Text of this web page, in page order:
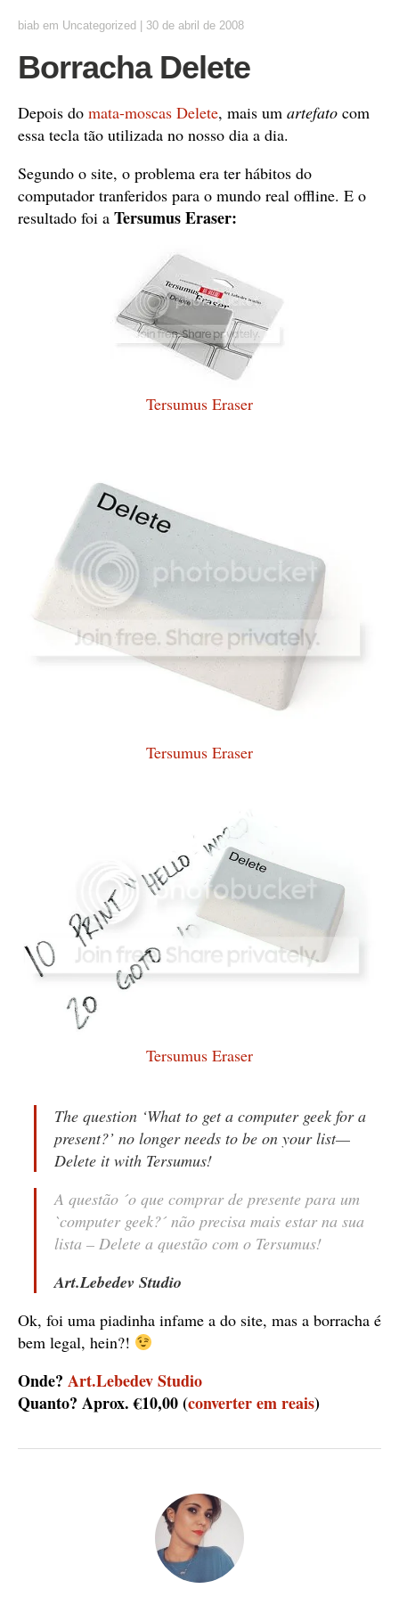
biab em Uncategorized 30 de abril de 2008
Borracha Delete
Depois do mata-moscas Delete, mais um artefato com
essa tecla tão utilizada no nosso dia a dia.
Segundo o site, o problema era ter hábitos do
computador tranferidos para o mundo real offline. E o
resultado foi a Tersumus Eraser:
Tersumus Eraser
Tersumus Eraser
Tersumus Eraser
The question ‘What to get a computer geek fora
present?’ no longer needs to be on your list—
Delete it with Tersumus!
A questão ´o que comprar de presente para um
`computer geek?´ não precisa mais estar na sua
lista – Delete a questão com o Tersumus!
Art.Lebedev Studio
Ok, foi uma piadinha infame a do site, mas a borracha é
bem legal, hein?!
Onde? Art.Lebedev Studio
Quanto? Aprox. €10,00 (converter em reais)